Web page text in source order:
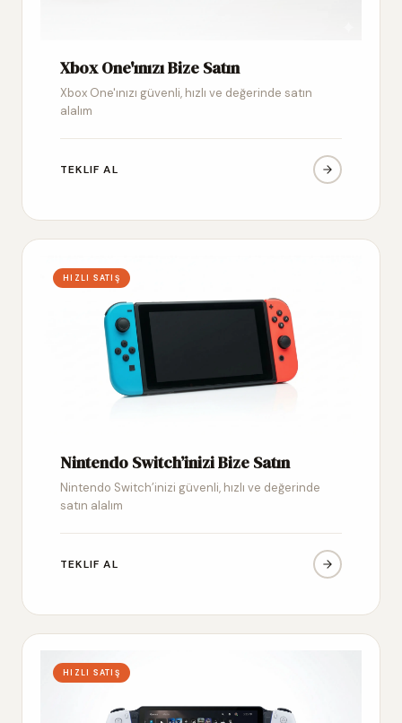
Xbox One'ınızı Bize Satın
Xbox One'ınızı güvenli, hızlı ve değerinde satın
alalım
TEKLIF AL
HIZLI SATIŞ
Nintendo Switch’inizi Bize Satın
Nintendo Switch’inizi güvenli, hızlı ve değerinde
satın alalım
TEKLIF AL
HIZLI SATIŞ